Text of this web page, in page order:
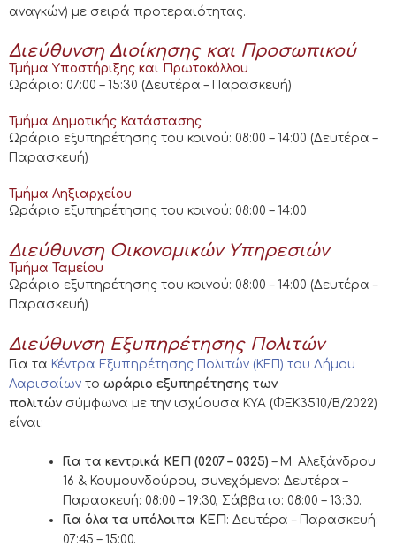
αναγκών) με σειρά προτεραιότητας.
Διεύθυνση Διοίκησης και Προσωπικού
Τμήμα Υποστήριξης και Πρωτοκόλλου
Ωράριο: 07:00 – 15:30 (Δευτέρα – Παρασκευή)
Τμήμα Δημοτικής Κατάστασης
Ωράριο εξυπηρέτησης του κοινού: 08:00 – 14:00 (Δευτέρα –
Παρασκευή)
Τμήμα Ληξιαρχείου
Ωράριο εξυπηρέτησης του κοινού: 08:00 – 14:00
Διεύθυνση Οικονομικών Υπηρεσιών
Τμήμα Ταμείου
Ωράριο εξυπηρέτησης του κοινού: 08:00 – 14:00 (Δευτέρα –
Παρασκευή)
Διεύθυνση Εξυπηρέτησης Πολιτών
Για τα Κέντρα Εξυπηρέτησης Πολιτών (ΚΕΠ) του Δήμου
Λαρισαίων το ωράριο εξυπηρέτησης των
πολιτών σύμφωνα με την ισχύουσα ΚΥΑ (ΦΕΚ3510/Β/2022)
είναι:
Για τα κεντρικά ΚΕΠ (0207 – 0325) – Μ. Αλεξάνδρου
16 & Κουμουνδούρου, συνεχόμενο: Δευτέρα –
Παρασκευή: 08:00 – 19:30, Σάββατο: 08:00 – 13:30.
Για όλα τα υπόλοιπα ΚΕΠ : Δευτέρα – Παρασκευή:
07:45 – 15:00.